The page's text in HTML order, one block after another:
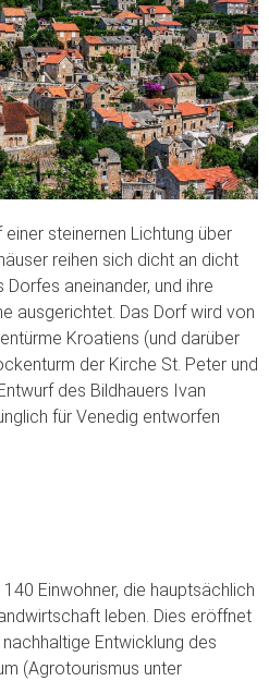
steinernen Lichtung über
reihen sich dicht an dicht
aneinander, und ihre
ausgerichtet. Das Dorf wird von
Kroatiens (und darüber
der Kirche St. Peter und
des Bildhauers Ivan
für Venedig entworfen
Einwohner, die hauptsächlich
leben. Dies eröffnet
Entwicklung des
(Agrotourismus unter